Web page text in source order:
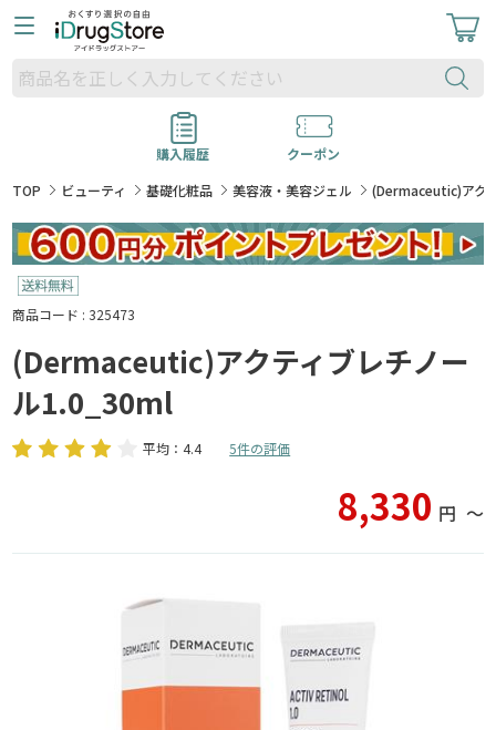
購入履歴
クーポン
TOP
ビューティ 基礎化粧品 美容液・美容ジェル (Dermaceutic)アク
商品コード : 325473
(Dermaceutic)アクティブレチノー
ル1.0_30ml
平均：4.4 5件の評価
8,330 円 〜